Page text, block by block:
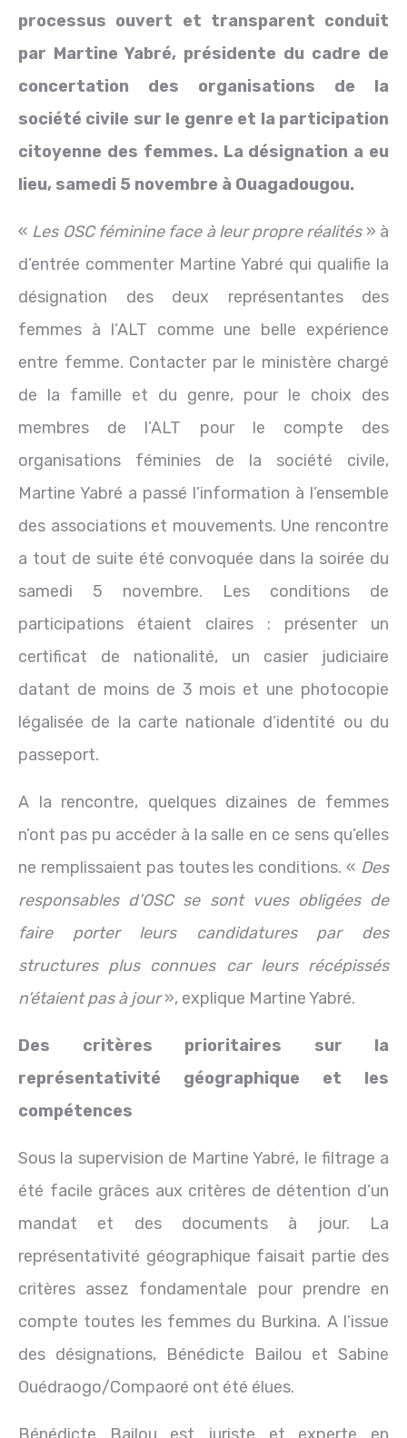
processus ouvert et transparent conduit
par Martine Yabré, présidente du cadre de
concertation des organisations de la
société civile sur le genre et la participation
citoyenne des femmes. La désignation a eu
lieu, samedi 5 novembre à Ouagadougou.
« Les OSC féminine face à leur propre réalités» à
d’entrée commenter Martine Yabré qui qualifie la
désignation des deux représentantes des
femmes à l’ALT comme une belle expérience
entre femme. Contacter par le ministère chargé
de la famille et du genre, pour le choix des
membres de l’ALT pour le compte des
organisations féminies de la société civile,
Martine Yabré a passé l’information à l’ensemble
des associations et mouvements. Une rencontre
a tout de suite été convoquée dans la soirée du
samedi 5 novembre. Les conditions de
participations étaient claires : présenter un
certificat de nationalité, un casier judiciaire
datant de moins de 3 mois et une photocopie
légalisée de la carte nationale d’identité ou du
passeport.
A la rencontre, quelques dizaines de femmes
n’ont pas pu accéder à la salle en ce sens qu’elles
ne remplissaient pas toutes les conditions. « Des
responsables d’OSC se sont vues obligées de
faire porter leurs candidatures par des
structures plus connues car leurs récépissés
n’étaient pas à jour», explique Martine Yabré.
Des critères prioritaires sur la
représentativité géographique et les
compétences
Sous la supervision de Martine Yabré, le filtrage a
été facile grâces aux critères de détention d’un
mandat et des documents à jour. La
représentativité géographique faisait partie des
critères assez fondamentale pour prendre en
compte toutes les femmes du Burkina. A l’issue
des désignations, Bénédicte Bailou et Sabine
Ouédraogo/Compaoré ont été élues.